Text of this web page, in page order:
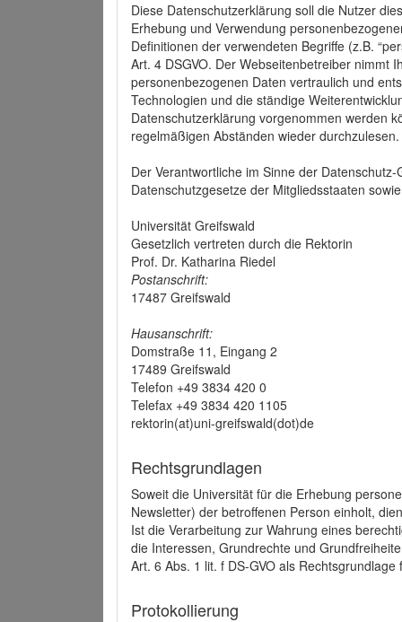
Diese Datenschutzerklärung soll die Nutzer
Erhebung und Verwendung
Definitionen der verwendeten Begriffe (z.B.
Art. 4 DSGVO. Der Webseitenbetreiber nimmt
personenbezogenen Daten vertraulich und
Technologien und die ständige
Datenschutzerklärung vorgenommen werden
regelmäßigen Abständen wieder durchzulesen.
Der Verantwortliche im Sinne der
Datenschutzgesetze der Mitgliedsstaaten
Universität Greifswald
Gesetzlich vertreten durch die Rektorin
Prof. Dr. Katharina Riedel
Postanschrift:
17487 Greifswald
Hausanschrift:
Domstraße 11, Eingang 2
17489 Greifswald
Telefon +49 3834 420 0
Telefax +49 3834 420 1105
rektorin(at)uni-greifswald(dot)de
Rechtsgrundlagen
Soweit die Universität für die Erhebung
Newsletter) der betroffenen Person einholt,
Ist die Verarbeitung zur Wahrung eines
die Interessen, Grundrechte und
Art. 6 Abs. 1 lit. f DS-GVO als
Protokollierung